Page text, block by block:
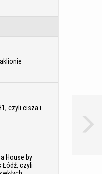
czyli cisza i
House by
Łódź, czyli